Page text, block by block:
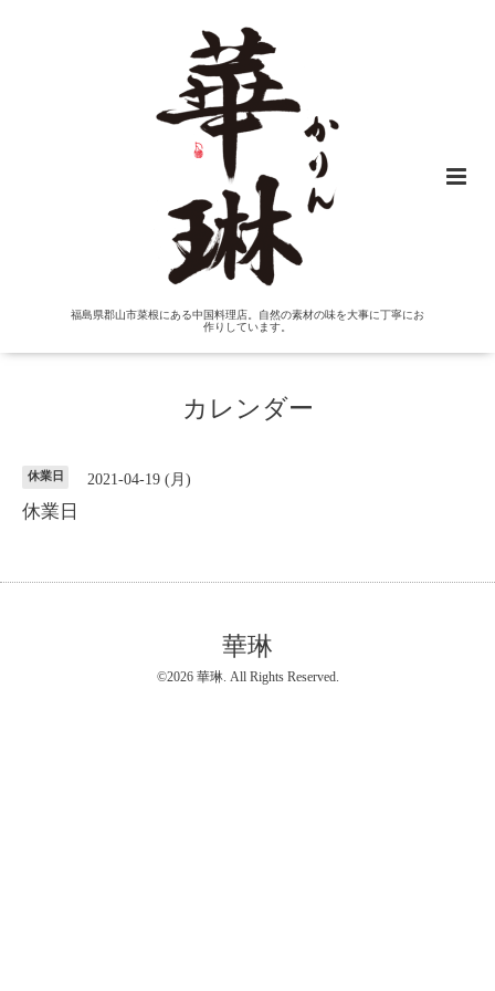
福島県郡山市菜根にある中国料理店。自然の素材の味を大事に丁寧にお
作りしています。
カレンダー
休業日 2021-04-19 (月)
休業日
華琳
©2026 華琳. All Rights Reserved.